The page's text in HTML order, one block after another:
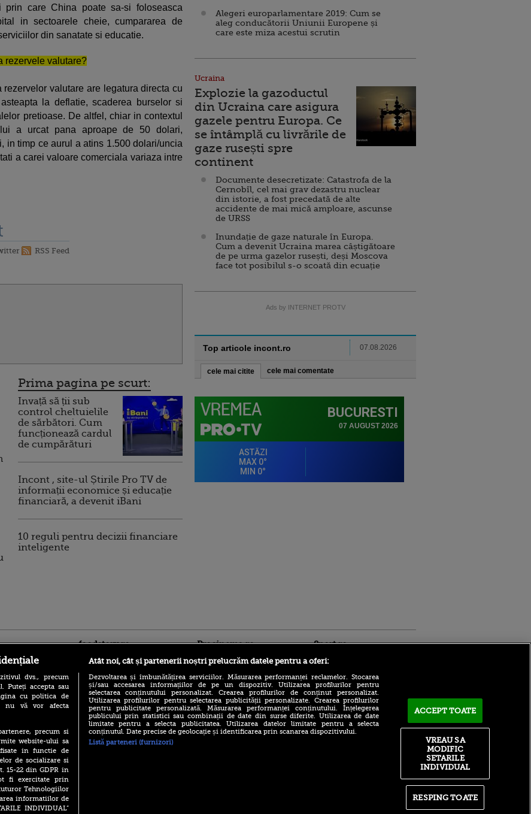
care China poate sa-si foloseasca
in sectoarele cheie, cumpararea de
din sanatate si educatie.
rezervele valutare?
valutare are legatura directa cu
la deflatie, scaderea burselor si
pretioase. De altfel, chiar in contextul
a urcat pana aproape de 50 dolari,
in timp ce aurul a atins 1.500 dolari/uncia
a carei valoare comerciala variaza intre
RSS Feed
Prima pagina pe scurt:
Invață să ții sub
control cheltuielile
de sărbători. Cum
funcționează cardul
de cumpărături
Incont , site-ul Știrile Pro TV de
informații economice și educație
financiară, a devenit iBani
10 reguli pentru decizii financiare
inteligente
Alegeri europarlamentare 2019: Cum se
aleg conducătorii Uniunii Europene și
care este miza acestui scrutin
Ucraina
Explozie la gazoductul
din Ucraina care asigura
gazele pentru Europa. Ce
se întâmplă cu livrările de
gaze rusești spre
continent
Documente desecretizate: Catastrofa de la
Cernobîl, cel mai grav dezastru nuclear
din istorie, a fost precedată de alte
accidente de mai mică amploare, ascunse
de URSS
Inundație de gaze naturale în Europa.
Cum a devenit Ucraina marea câștigătoare
de pe urma gazelor rusești, deși Moscova
face tot posibilul s-o scoată din ecuație
Ads by INTERNET PROTV
Top articole incont.ro 07.08.2026
cele mai citite cele mai comentate
foodstory.ro
(P) Descoperă Lumea
Evenimentelor din România
cu Transilvania Events!
Procinema.ro
Emoții intense pentru
Sport.ro
dvs., precum
Puteți accepta sau
cu politica de
nu vă vor afecta
precum si
website-ului sa
in functie de
de socializare si
15-22 din GDPR in
fi exercitate prin
tuturor Tehnologiilor
informatiilor de
INDIVIDUAL”
Atât noi, cât și partenerii noștri prelucrăm datele pentru a oferi:
Dezvoltarea și îmbunătățirea serviciilor. Măsurarea performanței reclamelor. Stocarea
și/sau accesarea informațiilor de pe un dispozitiv. Utilizarea profilurilor pentru
selectarea conținutului personalizat. Crearea profilurilor de conținut personalizat.
Utilizarea profilurilor pentru selectarea publicității personalizate. Crearea profilurilor
pentru publicitate personalizată. Măsurarea performanței conținutului. Înțelegerea
publicului prin statistici sau combinații de date din surse diferite. Utilizarea de date
limitate pentru a selecta publicitatea. Utilizarea datelor limitate pentru a selecta
conținutul. Date precise de geolocație și identificarea prin scanarea dispozitivului.
Listă parteneri (furnizori)
ACCEPT TOATE
RESPING TOATE
VREAU SA
MODIFIC
SETARILE
INDIVIDUAL